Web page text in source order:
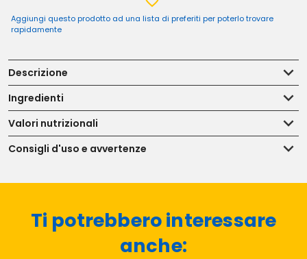
Aggiungi questo prodotto ad una lista di preferiti per poterlo trovare
rapidamente
Descrizione
Ingredienti
Valori nutrizionali
Consigli d'uso e avvertenze
Ti potrebbero interessare
anche: